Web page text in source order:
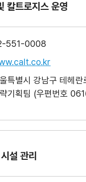
칼트로지스 운영
551-0008
특별시 강남구 테헤
기획팀 (우편번호
설 관리